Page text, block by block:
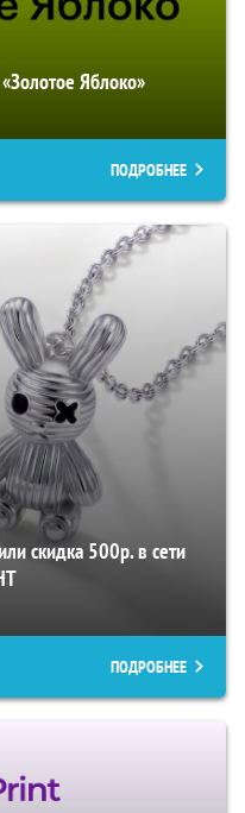
Яблоко»
ПОДРОБНЕЕ
скидка 500р. в сети
ПОДРОБНЕЕ